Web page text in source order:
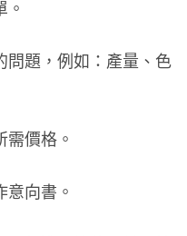
。
問題，例如：產量、色
需價格。
意向書。